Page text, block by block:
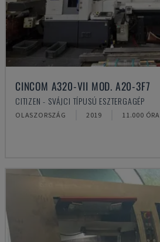
CINCOM A320-VII MOD. A20-3F7
CITIZEN - SVÁJCI TÍPUSÚ ESZTERGAGÉP
OLASZORSZÁG 2019 11.000 ÓRA